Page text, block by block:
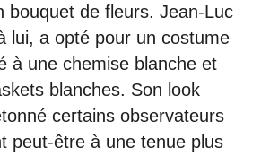
bouquet de fleurs. Jean-Luc
lui, a opté pour un costume
à une chemise blanche et
blanches. Son look
certains observateurs
peut-être à une tenue plus